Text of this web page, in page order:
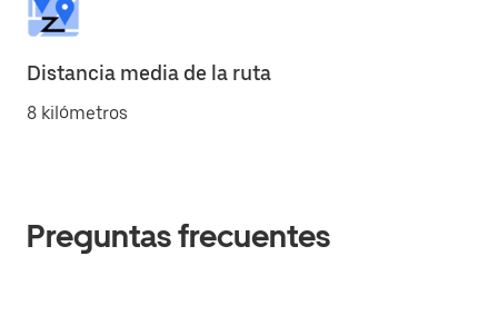
Distancia media de la ruta
8 kilómetros
Preguntas frecuentes